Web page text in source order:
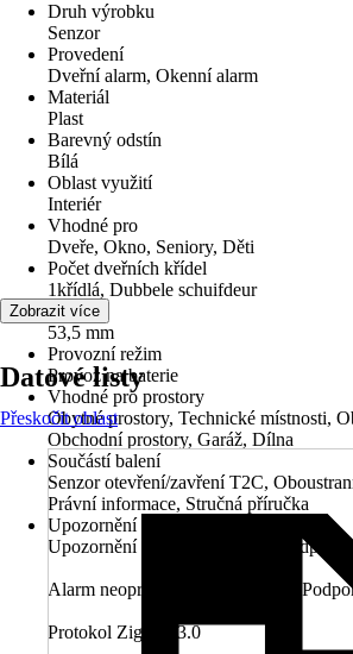
Druh výrobku
Senzor
Provedení
Dveřní alarm, Okenní alarm
Materiál
Plast
Barevný odstín
Bílá
Oblast využití
Interiér
Vhodné pro
Dveře, Okno, Seniory, Děti
Počet dveřních křídel
1křídlá, Dubbele schuifdeur
Délka
53,5 mm
Provozní režim
Provoz na baterie
Vhodné pro prostory
Obytné prostory, Technické místnosti,
Obchodní prostory, Garáž, Dílna
Součástí balení
Senzor otevření/zavření T2C,
Právní informace, Stručná příručka
Upozornění
Upozornění na slabou baterii -
Alarm neoprávněné manipulace -
Protokol ZigBee 3.0
Zobrazit více
Datové listy
Přeskočit oblast